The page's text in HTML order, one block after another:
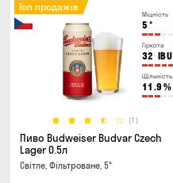
Міцність
5 °
Гіркота
32 IBU
Щільність
11.9 %
(1)
Топ продажів
Пиво Budweiser Budvar Czech
Lager 0.5л
Світле, Фільтроване, 5°